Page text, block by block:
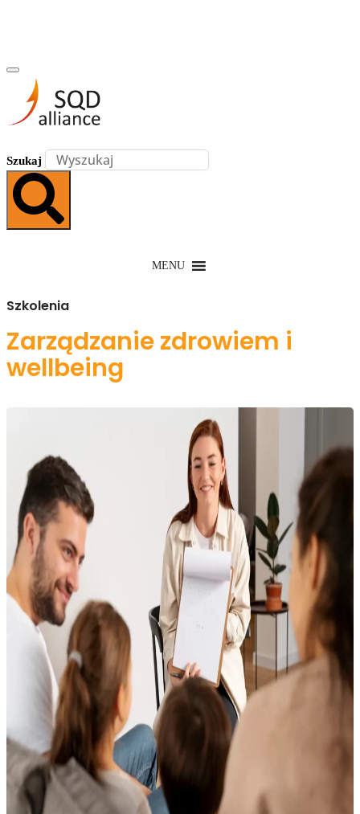
Szukaj
MENU
Szkolenia
Zarządzanie zdrowiem i
wellbeing